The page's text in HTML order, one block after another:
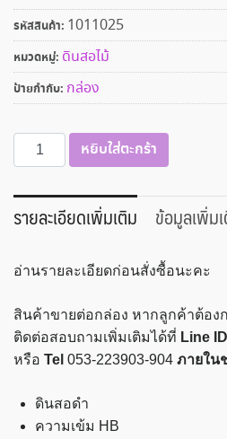
รหัสสินค้า: 1011025
หมวดหมู่: ดินสอไม้
ป้ายกำกับ: กล่อง
จำนวน
ดินสอ
HB
Staedtler
Norica
(กล่อง
12
แท่ง)
หยิบใส่ตะกร้า
รายละเอียดเพิ่มเติม ข้อมูลเพิ่ม
อ่านรายละเอียดก่อนสั่งซื้อนะคะ
สินค้าขายต่อกล่อง หากลูกค้าต้อง
ติดต่อสอบถามเพิ่มเติมได้ที่ Line ID
หรือ Tel 053-223903-904 ภายใน
ดินสอดำ
ความเข้ม HB